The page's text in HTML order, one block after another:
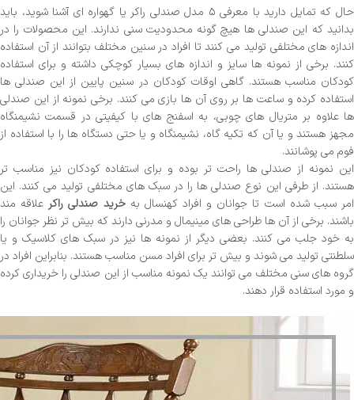
حال که تمایل دارید با معرفی ۵ مدل صندلی راکر یا گهواره ای آشنا شوید، باید
بدانید که این صندلی ها هیچ گونه محدودیت سنی ندارند. این محصولات را در
اندازه های مختلفی تولید می کنند تا افراد در سنین مختلف بتوانند از آن استفاده
کنند. برخی از نمونه ها سایز و اندازه های بسیار کوچکی داشته و برای استفاده
کودکان مناسب هستند. گاهی اوقات کودکان در سنین پایین از این صندلی ها
استفاده کرده و ساعت ها بر روی آن ها بازی می کنند. برخی نمونه از این صندلی
ها علاوه بر متریال های چوبی، به اسفنج های با کیفیتی در قسمت نشیمنگاه
مجهز هستند و یا آن که تکیه گاه، نشیمنگاه و یا حتی دستگاه ها را با استفاده از
فوم می پوشانند.
این نمونه از صندلی ها راحت تر بوده و برای استفاده کودکان نیز مناسب تر
هستند. از طرفی این نوع صندلی ها را در سبک های مختلفی تولید می کنند. این
امر سبب شده است تا جوانان و افراد کهنسال بهخرید صندلی راکرعلاقه مند
باشند. برخی از آن ها طراحی های مینیمال و مدرنی دارند که بیش تر نظر جوانان را
به خود جلب می کنند. بعضی دیگر از نمونه ها نیز در سبک های کلاسیک و یا
سلطنتی تولید می شوند و بیش تر برای افراد مسن مناسب هستند. بنابراین افراد در
گروه های سنی مختلف می توانند یک نمونه مناسب از این صندلی را خریداری کرده
و مورد استفاده قرار دهند.